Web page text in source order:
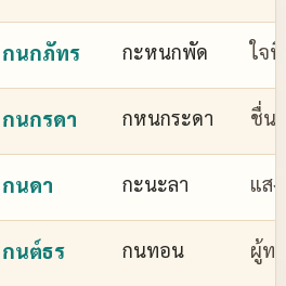
กนกภัทร กะหนกพัด ใจ
กนกรดา กหนกระดา ชื่น
กนดา กะนะลา แสง
กนต์ธร กนทอน ผู้ท